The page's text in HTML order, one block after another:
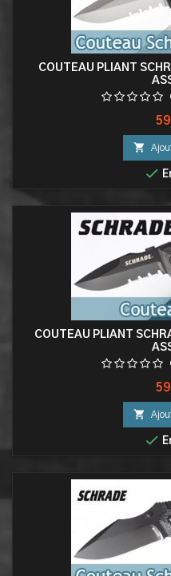
COUTEAU PLIANT


COUTEAU PLIANT

